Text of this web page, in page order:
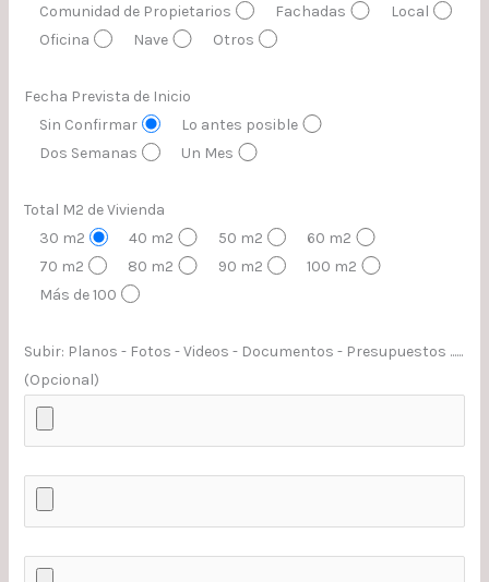
Comunidad de Propietarios
Fachadas
Local
Oficina
Nave Otros
Fecha Prevista de Inicio
Sin Confirmar
Lo antes posible
Dos Semanas
Un Mes
Total M2 de Vivienda
30 m2
40 m2 50 m2
60 m2
70 m2
80 m2 90 m2
100 m2
Más de 100
Subir: Planos - Fotos - Videos - Documentos - Presupuestos ......
(Opcional)